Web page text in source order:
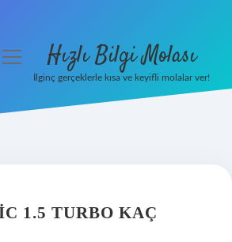
menüyüHızlı Bilgi Molası
İlginç gerçeklerle kısa ve keyifli molalar ver!
1.5 TURBO KAÇ